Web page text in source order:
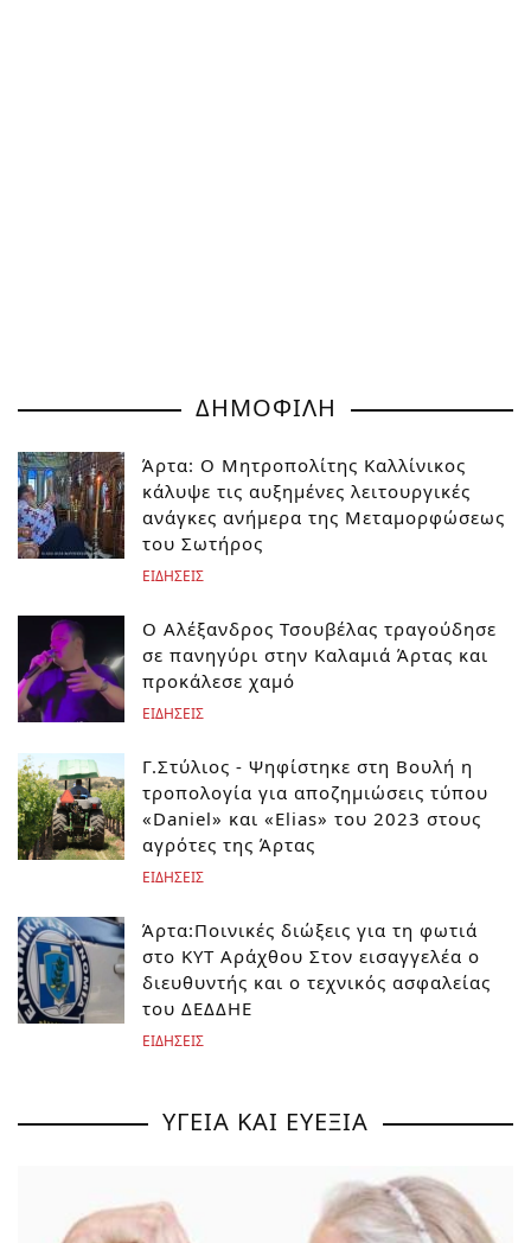
ΔΗΜΟΦΙΛΗ
Άρτα: Ο Μητροπολίτης Καλλίνικος
κάλυψε τις αυξημένες λειτουργικές
ανάγκες ανήμερα της Μεταμορφώσεως
του Σωτήρος
ΕΙΔΗΣΕΙΣ
Ο Αλέξανδρος Τσουβέλας τραγούδησε
σε πανηγύρι στην Καλαμιά Άρτας και
προκάλεσε χαμό
ΕΙΔΗΣΕΙΣ
Γ.Στύλιος - Ψηφίστηκε στη Βουλή η
τροπολογία για αποζημιώσεις τύπου
«Daniel» και «Elias» του 2023 στους
αγρότες της Άρτας
ΕΙΔΗΣΕΙΣ
Άρτα:Ποινικές διώξεις για τη φωτιά
στο ΚΥΤ Αράχθου Στον εισαγγελέα ο
διευθυντής και ο τεχνικός ασφαλείας
του ΔΕΔΔΗΕ
ΕΙΔΗΣΕΙΣ
ΥΓΕΙΑ ΚΑΙ ΕΥΕΞΙΑ